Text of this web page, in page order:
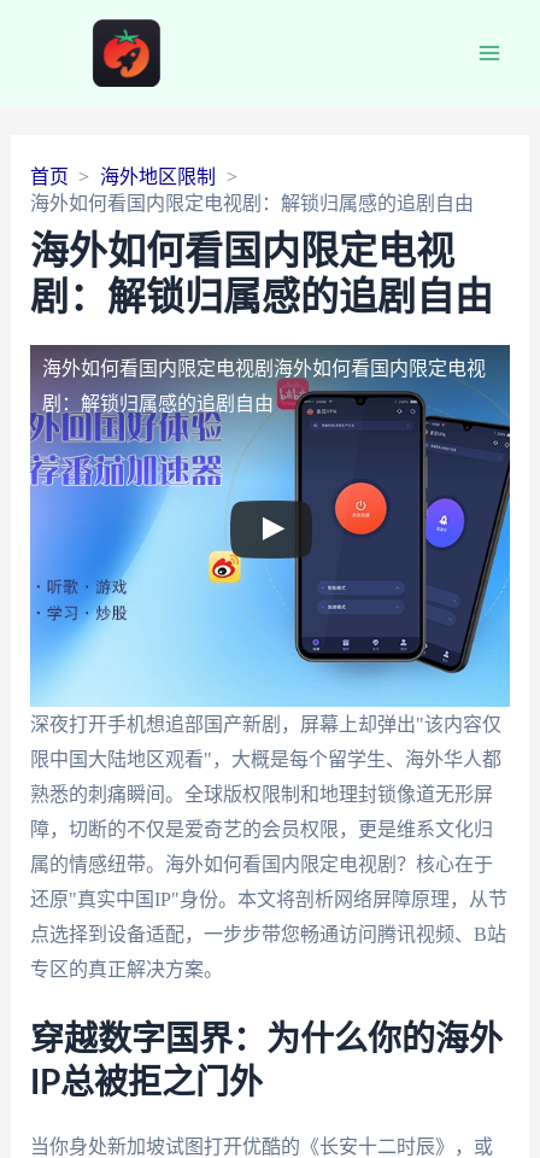
首页
海外地区限制
海外如何看国内限定电视剧：解锁归属感的追剧自由
海外如何看国内限定电视
剧：解锁归属感的追剧自由
海外如何看国内限定电视剧 海外如何看国内限定电视
剧：解锁归属感的追剧自由
深夜打开手机想追部国产新剧，屏幕上却弹出"该内容仅
限中国大陆地区观看"，大概是每个留学生、海外华人都
熟悉的刺痛瞬间。全球版权限制和地理封锁像道无形屏
障，切断的不仅是爱奇艺的会员权限，更是维系文化归
属的情感纽带。海外如何看国内限定电视剧？核心在于
还原"真实中国IP"身份。本文将剖析网络屏障原理，从节
点选择到设备适配，一步步带您畅通访问腾讯视频、B站
专区的真正解决方案。
穿越数字国界：为什么你的海外
IP总被拒之门外
当你身处新加坡试图打开优酷的《长安十二时辰》，或